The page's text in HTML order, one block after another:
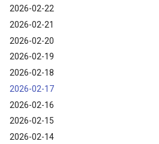
2026-02-22
2026-02-21
2026-02-20
2026-02-19
2026-02-18
2026-02-17
2026-02-16
2026-02-15
2026-02-14